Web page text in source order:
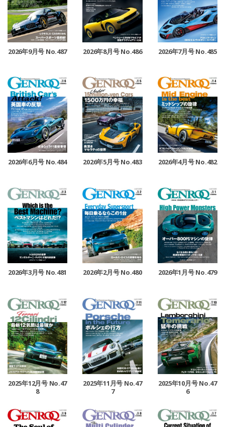
2026年9月号 No.487 2026年8月号 No.486 2026年7月号 No.485
2026年6月号 No.484 2026年5月号 No.483 2026年4月号 No.482
2026年3月号 No.481 2026年2月号 No.480 2026年1月号 No.479
2025年12月号 No.47
8
2025年11月号 No.47
7
2025年10月号 No.47
6